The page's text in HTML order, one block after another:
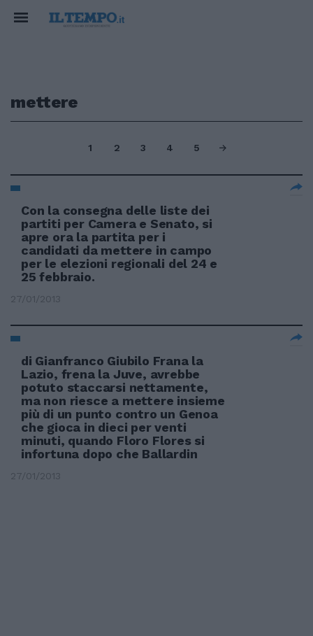
mettere
1 2 3 4 5
Con la consegna delle liste dei
partiti per Camera e Senato, si
apre ora la partita per i
candidati da mettere in campo
per le elezioni regionali del 24 e
25 febbraio.
27/01/2013
di Gianfranco Giubilo Frana la
Lazio, frena la Juve, avrebbe
potuto staccarsi nettamente,
ma non riesce a mettere insieme
più di un punto contro un Genoa
che gioca in dieci per venti
minuti, quando Floro Flores si
infortuna dopo che Ballardin
27/01/2013